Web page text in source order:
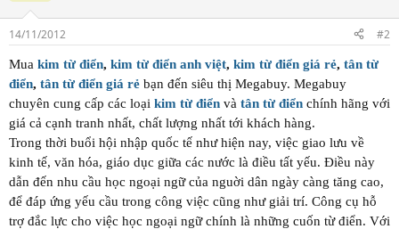
14/11/2012 #2
Mua kim từ điển, kim từ điển anh việt, kim từ điển giá rẻ, tân từ
điển, tân từ điển giá rẻ bạn đến siêu thị Megabuy. Megabuy
chuyên cung cấp các loại kim từ điển và tân từ điển chính hãng với
giá cả cạnh tranh nhất, chất lượng nhất tới khách hàng.
Trong thời buổi hội nhập quốc tế như hiện nay, việc giao lưu về
kinh tế, văn hóa, giáo dục giữa các nước là điều tất yếu. Điều này
dẫn đến nhu cầu học ngoại ngữ của nguời dân ngày càng tăng cao,
để đáp ứng yếu cầu trong công việc cũng như giải trí. Công cụ hỗ
trợ đắc lực cho việc học ngoại ngữ chính là những cuốn từ điển. Với